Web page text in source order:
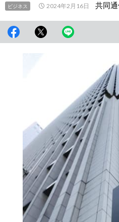
ビジネス 2024年2月16日 共同